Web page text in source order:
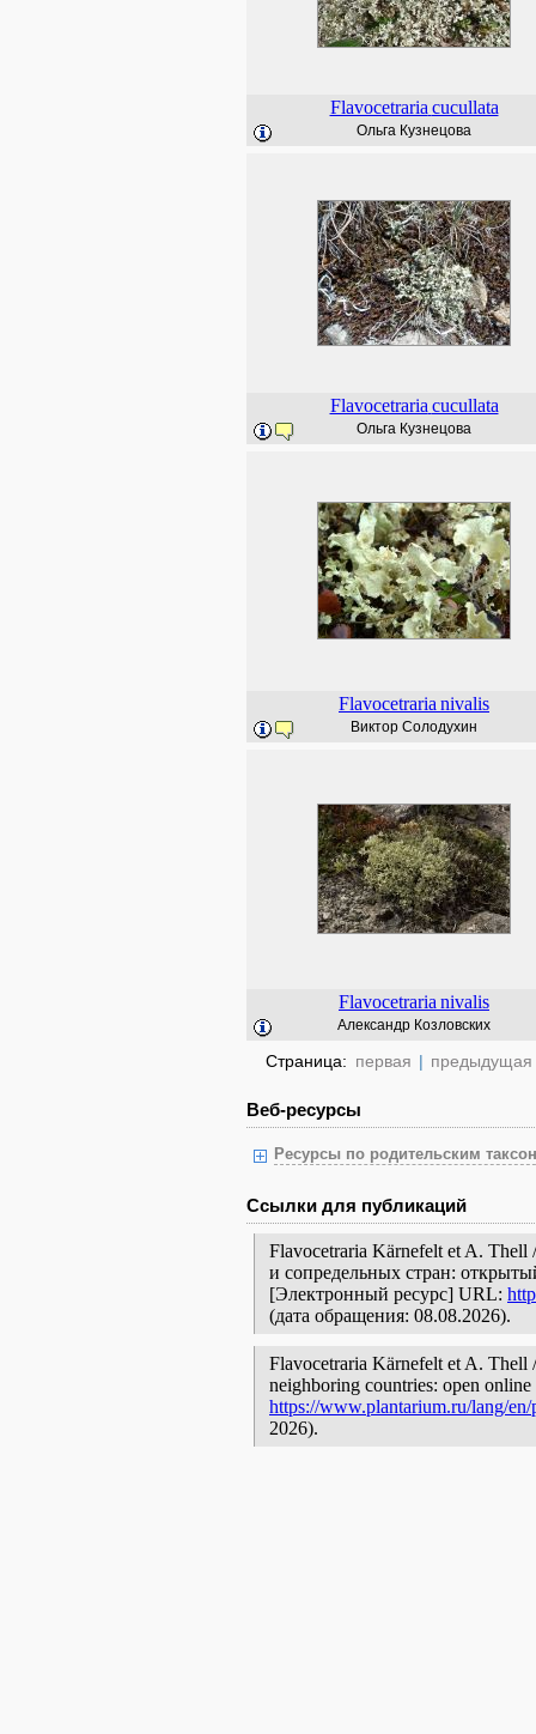
Flavocetraria cucullata
Ольга Кузнецова
Flavocetraria cucullata
Ольга Кузнецова
Flavocetraria nivalis
Виктор Солодухин
Flavocetraria nivalis
Александр Козловских
Страница: первая | предыдущая
Веб-ресурсы
Ресурсы по родительским
Ссылки для публикаций
Flavocetraria Kärnefelt et A.
и сопредельных стран:
[Электронный ресурс] URL:
(дата обращения: 08.08.2026).
Flavocetraria Kärnefelt et A. Thell
neighboring countries: open
https://www.plantarium.ru/lang/
2026).